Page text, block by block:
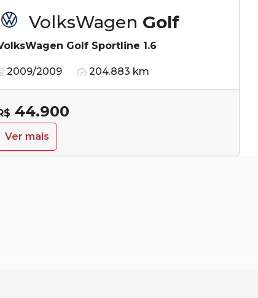
VolksWagen Golf
Golf Sportline 1.6
2009/2009 204.883 km
44.900
Ver mais